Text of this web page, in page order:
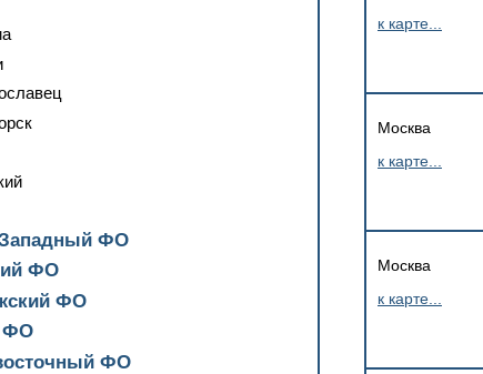
ФО
ФО
ФО
ФО
ФО
к карте...
Москва
к карте...
Москва
к карте...